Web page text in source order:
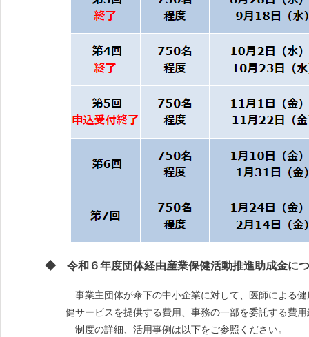
◆ 令和６年度団体経由産業保健活動推進助成金に
事業主団体が傘下の中小企業に対して、医師による
健サービスを提供する費用、事務の一部を委託する費
制度の詳細、活用事例は以下をご参照ください。